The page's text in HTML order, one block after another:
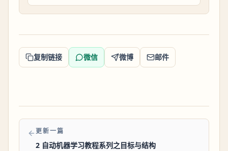
复制链接 微信 微博 邮件
更新一篇
2 自动机器学习教程系列之目标与结构